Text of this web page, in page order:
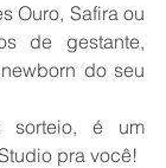
Ouro, Safira ou
de gestante,
do seu
sorteio, é um
pra você!